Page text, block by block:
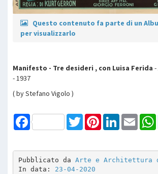
Questo contenuto fa parte di un
per visualizzarlo
Manifesto - Tre desideri , con Luisa Ferida
- 1937
( by Stefano Vigolo )
Facebook TwitterPinterestLinkedInEmail
Pubblicato da Arte e Architettura
In data: 23-04-2020